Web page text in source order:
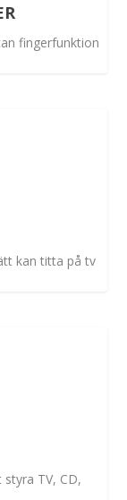
fingerfunktion
kan titta på tv
TV, CD,